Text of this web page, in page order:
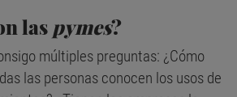
las pymes?
múltiples preguntas: ¿Cómo
las personas conocen los usos de